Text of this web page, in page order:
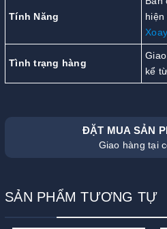
Tính Năng
Tình trạng hàng
kể
ĐẶT MUA SẢN
Giao hàng tại
SẢN PHẨM TƯƠNG TỰ